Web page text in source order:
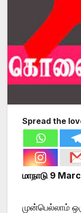
Spread the
மாநாடு 9
முன்பெல்லாம்